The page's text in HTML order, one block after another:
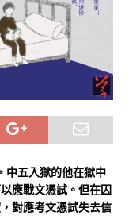
五入獄的他在獄中
應戰文憑試。但在囚
對應考文憑試失去信